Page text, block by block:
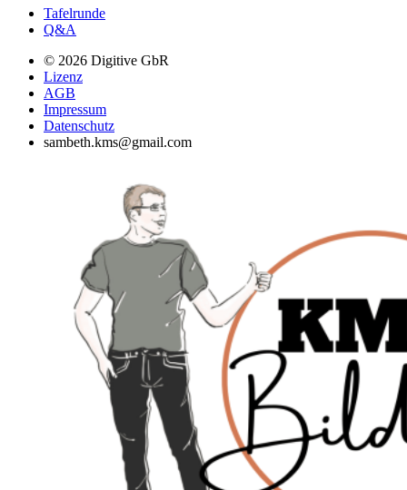
Tafelrunde
Q&A
© 2026 Digitive GbR
Lizenz
AGB
Impressum
Datenschutz
sambeth.kms@gmail.com